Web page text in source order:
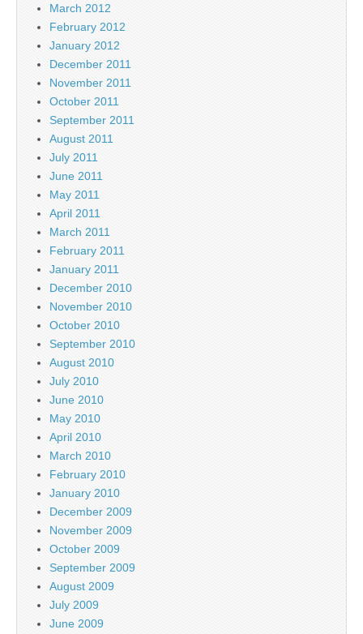
March 2012
February 2012
January 2012
December 2011
November 2011
October 2011
September 2011
August 2011
July 2011
June 2011
May 2011
April 2011
March 2011
February 2011
January 2011
December 2010
November 2010
October 2010
September 2010
August 2010
July 2010
June 2010
May 2010
April 2010
March 2010
February 2010
January 2010
December 2009
November 2009
October 2009
September 2009
August 2009
July 2009
June 2009